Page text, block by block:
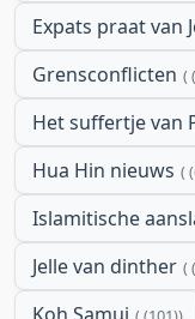
Expats praat van
Grensconflicten
Het suffertje van
Hua Hin nieuws
Islamitische
Jelle van dinther